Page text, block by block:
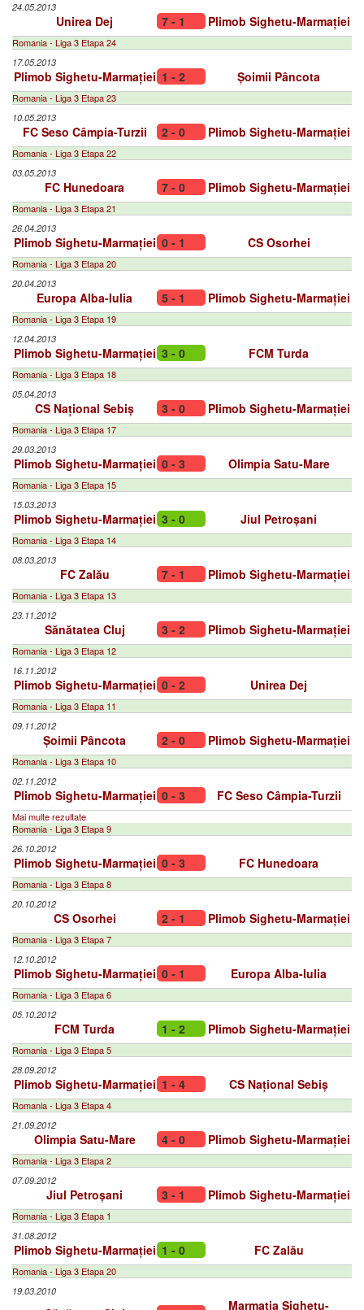
24.05.2013
Unirea Dej 7 - 1 Plimob Sighetu-Marmației
Romania - Liga 3 Etapa 24
17.05.2013
Plimob Sighetu-Marmației 1 - 2 Șoimii Pâncota
Romania - Liga 3 Etapa 23
10.05.2013
FC Seso Câmpia-Turzii 2 - 0 Plimob Sighetu-Marmației
Romania - Liga 3 Etapa 22
03.05.2013
FC Hunedoara 7 - 0 Plimob Sighetu-Marmației
Romania - Liga 3 Etapa 21
26.04.2013
Plimob Sighetu-Marmației 0 - 1 CS Osorhei
Romania - Liga 3 Etapa 20
20.04.2013
Europa Alba-Iulia 5 - 1 Plimob Sighetu-Marmației
Romania - Liga 3 Etapa 19
12.04.2013
Plimob Sighetu-Marmației 3 - 0 FCM Turda
Romania - Liga 3 Etapa 18
05.04.2013
CS Național Sebiș 3 - 0 Plimob Sighetu-Marmației
Romania - Liga 3 Etapa 17
29.03.2013
Plimob Sighetu-Marmației 0 - 3 Olimpia Satu-Mare
Romania - Liga 3 Etapa 15
15.03.2013
Plimob Sighetu-Marmației 3 - 0 Jiul Petroșani
Romania - Liga 3 Etapa 14
08.03.2013
FC Zalău 7 - 1 Plimob Sighetu-Marmației
Romania - Liga 3 Etapa 13
23.11.2012
Sănătatea Cluj 3 - 2 Plimob Sighetu-Marmației
Romania - Liga 3 Etapa 12
16.11.2012
Plimob Sighetu-Marmației 0 - 2 Unirea Dej
Romania - Liga 3 Etapa 11
09.11.2012
Șoimii Pâncota 2 - 0 Plimob Sighetu-Marmației
Romania - Liga 3 Etapa 10
02.11.2012
Plimob Sighetu-Marmației 0 - 3 FC Seso Câmpia-Turzii
Mai multe rezultate
Romania - Liga 3 Etapa 9
26.10.2012
Plimob Sighetu-Marmației 0 - 3 FC Hunedoara
Romania - Liga 3 Etapa 8
20.10.2012
CS Osorhei 2 - 1 Plimob Sighetu-Marmației
Romania - Liga 3 Etapa 7
12.10.2012
Plimob Sighetu-Marmației 0 - 1 Europa Alba-Iulia
Romania - Liga 3 Etapa 6
05.10.2012
FCM Turda 1 - 2 Plimob Sighetu-Marmației
Romania - Liga 3 Etapa 5
28.09.2012
Plimob Sighetu-Marmației 1 - 4 CS Național Sebiș
Romania - Liga 3 Etapa 4
21.09.2012
Olimpia Satu-Mare 4 - 0 Plimob Sighetu-Marmației
Romania - Liga 3 Etapa 2
07.09.2012
Jiul Petroșani 3 - 1 Plimob Sighetu-Marmației
Romania - Liga 3 Etapa 1
31.08.2012
Plimob Sighetu-Marmației 1 - 0 FC Zalău
Romania - Liga 3 Etapa 20
19.03.2010
Marmația Sighetu-